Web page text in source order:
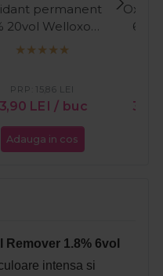
permanent
20vol Welloxon
Perfect 60ml
LEI / buc
PRP: 15,86 LEI
Adauga in cos
6%
Remover 1.8% 6vol
intensa si